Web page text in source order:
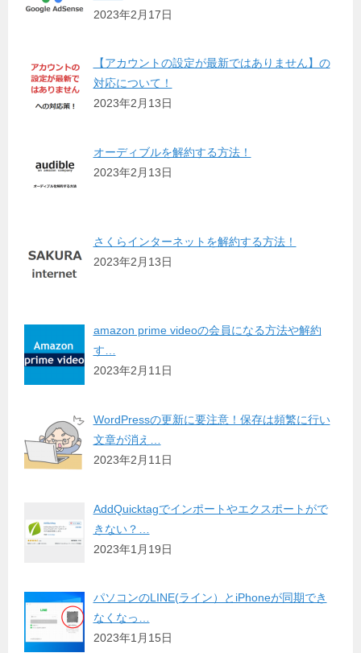
2023年2月17日
【アカウントの設定が最新ではありません】の
対応について！
2023年2月13日
オーディブルを解約する方法！
2023年2月13日
さくらインターネットを解約する方法！
2023年2月13日
amazon prime videoの会員になる方法や解約
す…
2023年2月11日
WordPressの更新に要注意！保存は頻繁に行い
文章が消え…
2023年2月11日
AddQuicktagでインポートやエクスポートがで
きない？…
2023年1月19日
パソコンのLINE(ライン）とiPhoneが同期でき
なくなっ…
2023年1月15日